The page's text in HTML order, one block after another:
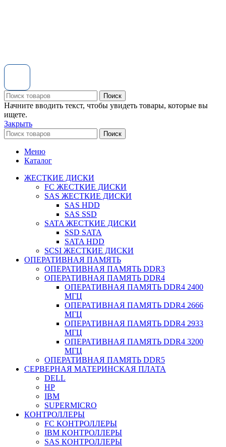
Поиск
Начните вводить текст, чтобы увидеть товары, которые вы
ищете.
Закрыть
Поиск
Меню
Каталог
ЖЕСТКИЕ ДИСКИ
FC ЖЕСТКИЕ ДИСКИ
SAS ЖЕСТКИЕ ДИСКИ
SAS HDD
SAS SSD
SATA ЖЕСТКИЕ ДИСКИ
SSD SATA
SATA HDD
SCSI ЖЕСТКИЕ ДИСКИ
ОПЕРАТИВНАЯ ПАМЯТЬ
ОПЕРАТИВНАЯ ПАМЯТЬ DDR3
ОПЕРАТИВНАЯ ПАМЯТЬ DDR4
ОПЕРАТИВНАЯ ПАМЯТЬ DDR4 2400
МГЦ
ОПЕРАТИВНАЯ ПАМЯТЬ DDR4 2666
МГЦ
ОПЕРАТИВНАЯ ПАМЯТЬ DDR4 2933
МГЦ
ОПЕРАТИВНАЯ ПАМЯТЬ DDR4 3200
МГЦ
ОПЕРАТИВНАЯ ПАМЯТЬ DDR5
СЕРВЕРНАЯ МАТЕРИНСКАЯ ПЛАТА
DELL
HP
IBM
SUPERMICRO
КОНТРОЛЛЕРЫ
FC КОНТРОЛЛЕРЫ
IBM КОНТРОЛЛЕРЫ
SAS КОНТРОЛЛЕРЫ